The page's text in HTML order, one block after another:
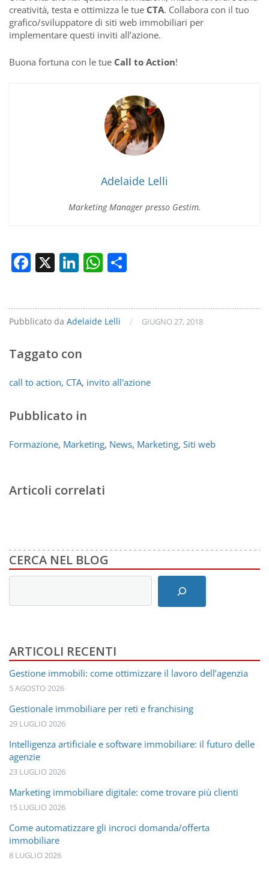
creatività, testa e ottimizza le tue CTA. Collabora con il tuo
grafico/sviluppatore di siti web immobiliari per
implementare questi inviti all’azione.
Buona fortuna con le tue Call to Action!
Adelaide Lelli
Marketing Manager presso Gestim.
Facebook
X LinkedIn
WhatsApp
Pubblicato da Adelaide Lelli / GIUGNO 27, 2018
Taggato con
call to action, CTA, invito all'azione
Pubblicato in
Formazione, Marketing, News, Marketing, Siti web
Articoli correlati
CERCA NEL BLOG
ricerca
ARTICOLI RECENTI
Gestione immobili: come ottimizzare il lavoro dell’agenzia
5 AGOSTO 2026
Gestionale immobiliare per reti e franchising
29 LUGLIO 2026
Intelligenza artificiale e software immobiliare: il futuro delle
agenzie
23 LUGLIO 2026
Marketing immobiliare digitale: come trovare più clienti
15 LUGLIO 2026
Come automatizzare gli incroci domanda/offerta
immobiliare
8 LUGLIO 2026